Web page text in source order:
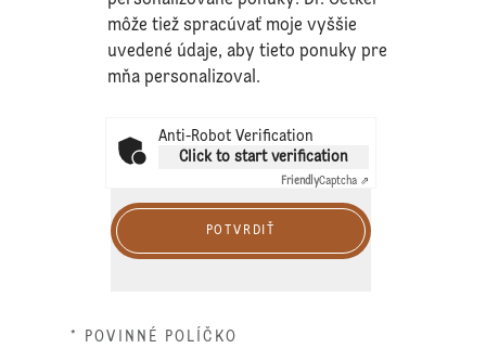
môže tiež spracúvať moje vyššie
uvedené údaje, aby tieto ponuky pre
mňa personalizoval.
Anti-Robot Verification
Click to start verification
FriendlyCaptcha ⇗
POTVRDIŤ
* POVINNÉ POLÍČKO